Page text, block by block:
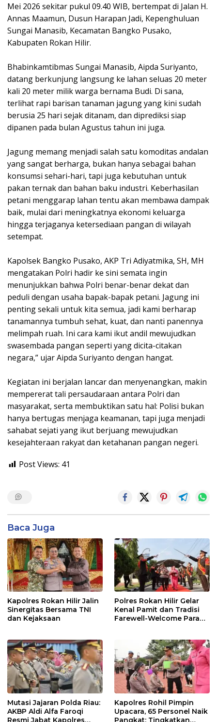
Mei 2026 sekitar pukul 09.40 WIB, bertempat di Jalan H.
Annas Maamun, Dusun Harapan Jadi, Kepenghuluan
Sungai Manasib, Kecamatan Bangko Pusako,
Kabupaten Rokan Hilir.
Bhabinkamtibmas Sungai Manasib, Aipda Suriyanto,
datang berkunjung langsung ke lahan seluas 20 meter
kali 20 meter milik warga bernama Budi. Di sana,
terlihat rapi barisan tanaman jagung yang kini sudah
berusia 25 hari sejak ditanam, dan diprediksi siap
dipanen pada bulan Agustus tahun ini juga.
Jagung memang menjadi salah satu komoditas andalan
yang sangat berharga, bukan hanya sebagai bahan
konsumsi sehari-hari, tapi juga kebutuhan untuk
pakan ternak dan bahan baku industri. Keberhasilan
petani menggarap lahan tentu akan membawa dampak
baik, mulai dari meningkatnya ekonomi keluarga
hingga terjaganya ketersediaan pangan di wilayah
setempat.
Kapolsek Bangko Pusako, AKP Tri Adiyatmika, SH, MH
mengatakan Polri hadir ke sini semata ingin
menunjukkan bahwa Polri benar-benar dekat dan
peduli dengan usaha bapak-bapak petani. Jagung ini
penting sekali untuk kita semua, jadi kami berharap
tanamannya tumbuh sehat, kuat, dan nanti panennya
melimpah ruah. Ini cara kami ikut andil mewujudkan
swasembada pangan seperti yang dicita-citakan
negara,” ujar Aipda Suriyanto dengan hangat.
Kegiatan ini berjalan lancar dan menyenangkan, makin
mempererat tali persaudaraan antara Polri dan
masyarakat, serta membuktikan satu hal: Polisi bukan
hanya bertugas menjaga keamanan, tapi juga menjadi
sahabat sejati yang ikut berjuang mewujudkan
kesejahteraan rakyat dan ketahanan pangan negeri.
Post Views: 41
Baca Juga
Kapolres Rokan Hilir Jalin
Sinergitas Bersama TNI
dan Kejaksaan
Polres Rokan Hilir Gelar
Kenal Pamit dan Tradisi
Farewell-Welcome Parade
Mutasi Jajaran Polda Riau:
AKBP Aldi Alfa Faroqi
Resmi Jabat Kapolres
Kapolres Rohil Pimpin
Upacara, 65 Personel Naik
Pangkat: Tingkatkan